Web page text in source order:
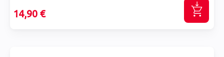
14,90 €